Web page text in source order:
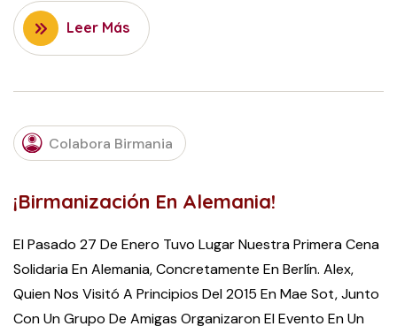
Leer Más
FEBRUARY
20, 2016
Colabora Birmania
¡Birmanización En Alemania!
El Pasado 27 De Enero Tuvo Lugar Nuestra Primera Cena
Solidaria En Alemania, Concretamente En Berlín. Alex,
Quien Nos Visitó A Principios Del 2015 En Mae Sot, Junto
Con Un Grupo De Amigas Organizaron El Evento En Un